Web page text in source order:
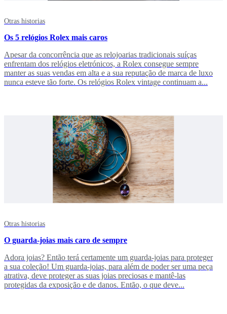
Otras historias
Os 5 relógios Rolex mais caros
Apesar da concorrência que as relojoarias tradicionais suíças
enfrentam dos relógios eletrónicos, a Rolex consegue sempre
manter as suas vendas em alta e a sua reputação de marca de luxo
nunca esteve tão forte. Os relógios Rolex vintage continuam a...
Otras historias
O guarda-joias mais caro de sempre
Adora joias? Então terá certamente um guarda-joias para proteger
a sua coleção! Um guarda-joias, para além de poder ser uma peça
atrativa, deve proteger as suas joias preciosas e mantê-las
protegidas da exposição e de danos. Então, o que deve...